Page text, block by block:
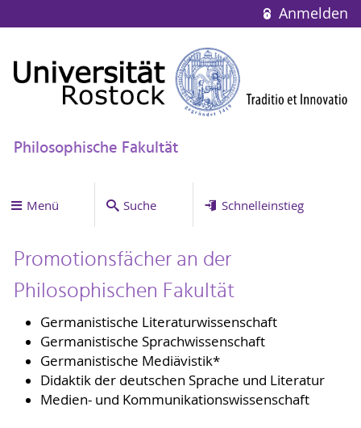
Anmelden
Philosophische Fakultät
Menü Suche Schnelleinstieg
Promotionsfächer an der
Philosophischen Fakultät
Germanistische Literaturwissenschaft
Germanistische Sprachwissenschaft
Germanistische Mediävistik*
Didaktik der deutschen Sprache und Literatur
Medien- und Kommunikationswissenschaft